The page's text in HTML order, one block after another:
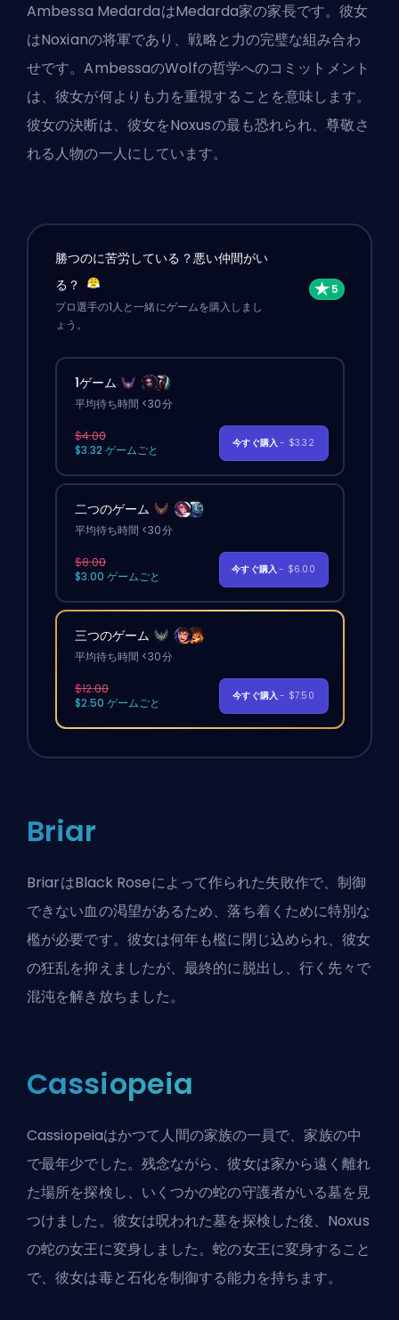
Ambessa MedardaはMedarda家の家長です。彼女
はNoxianの将軍であり、戦略と力の完璧な組み合わ
せです。AmbessaのWolfの哲学へのコミットメント
は、彼女が何よりも力を重視することを意味します。
彼女の決断は、彼女をNoxusの最も恐れられ、尊敬さ
れる人物の一人にしています。
勝つのに苦労している？悪い仲間がい
る？
プロ選手の1人と一緒にゲームを購入しまし
ょう。
1ゲーム
平均待ち時間 <30分
$4.00
$3.32 ゲームごと
今すぐ購入- $3.32
二つのゲーム
平均待ち時間 <30分
$8.00
$3.00 ゲームごと
今すぐ購入- $6.00
三つのゲーム
平均待ち時間 <30分
$12.00
$2.50 ゲームごと
今すぐ購入- $7.50
Briar
BriarはBlack Roseによって作られた失敗作で、制御
できない血の渇望があるため、落ち着くために特別な
檻が必要です。彼女は何年も檻に閉じ込められ、彼女
の狂乱を抑えましたが、最終的に脱出し、行く先々で
混沌を解き放ちました。
Cassiopeia
Cassiopeiaはかつて人間の家族の一員で、家族の中
で最年少でした。残念ながら、彼女は家から遠く離れ
た場所を探検し、いくつかの蛇の守護者がいる墓を見
つけました。彼女は呪われた墓を探検した後、Noxus
の蛇の女王に変身しました。蛇の女王に変身すること
で、彼女は毒と石化を制御する能力を持ちます。